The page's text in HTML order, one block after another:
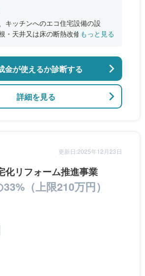
キッチンへのエコ住宅設備の設
・天井又は床の断熱改修、窓やド
改修
もっと見る
詳細を見る
金が使えるか診断する
更新日:2025年12月23日
化リフォーム推進事業
（上限210万円）